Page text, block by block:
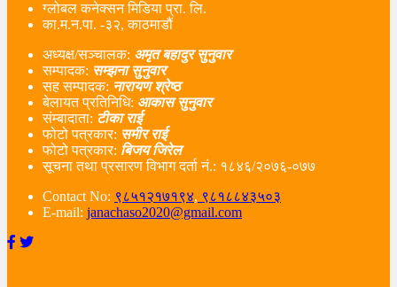
ग्लोबल कनेक्सन मिडिया प्रा. लि.
का.म.न.पा. -३२, काठमाडौं
अध्यक्ष/सञ्चालक: अमृत बहादुर सुनुवार
सम्पादक: सम्झना सुनुवार
सह सम्पादक: नारायण श्रेष्ठ
बेलायत प्रतिनिधि: आकास सुनुवार
संम्बादाता: टीका राई
फोटो पत्रकार: समीर राई
फोटो पत्रकार: बिजय जिरेल
सूचना तथा प्रसारण विभाग दर्ता नं‌.: १८४६/२०७६-०७७
Contact No: ९८५१२१७१९४, ९८१८८४३५०३
E-mail: janachaso2020@gmail.com